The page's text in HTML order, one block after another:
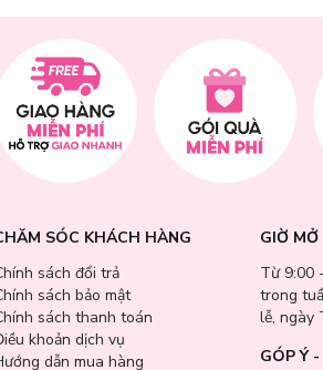
và chống lại đến 90% tia UVA – nguyên
rít, bết dính hay để lại vệt trắng.
SÓC KHÁCH HÀNG
sách đổi trả
sách bảo mật
sách thanh toán
khoản dịch vụ
dẫn mua hàng
GIỜ
Từ 9:00
trong
lễ, ngày
GÓP Ý